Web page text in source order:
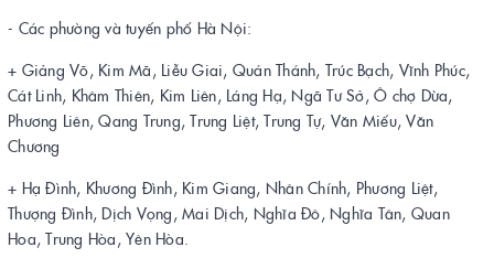
- Các phường và tuyến phố Hà Nội:
+ Giảng Võ, Kim Mã, Liễu Giai, Quán Thánh, Trúc Bạch, Vĩnh Phúc,
Cát Linh, Khâm Thiên, Kim Liên, Láng Hạ, Ngã Tư Sở, Ô chợ Dừa,
Phương Liên, Qang Trung, Trung Liệt, Trung Tự, Văn Miếu, Văn
Chương
+ Hạ Đình, Khương Đình, Kim Giang, Nhân Chính, Phương Liệt,
Thượng Đình, Dịch Vọng, Mai Dịch, Nghĩa Đô, Nghĩa Tân, Quan
Hoa, Trung Hòa, Yên Hòa.